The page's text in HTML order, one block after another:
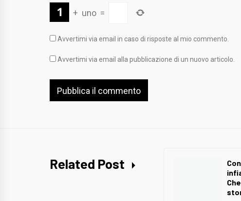
+ uno =
Avvertimi via email in caso di risposte al mio commento.
Avvertimi via email alla pubblicazione di un nuovo articolo.
Related Post